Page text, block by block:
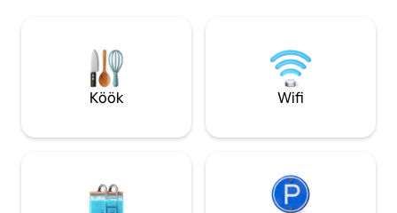
panipaiku ja tooteid. Vaikne koht
lugemiseks või töötamiseks kiire ja
tõhusa internetiühendusega. Lõõgastu
oma nutiteleri ees. Suvel jahe, talvel
Köök Wifi